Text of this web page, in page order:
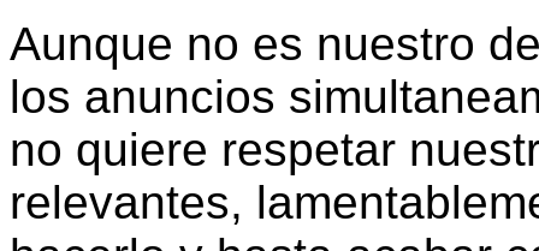
Aunque no es nuestro
los anuncios
no quiere respetar
relevantes,